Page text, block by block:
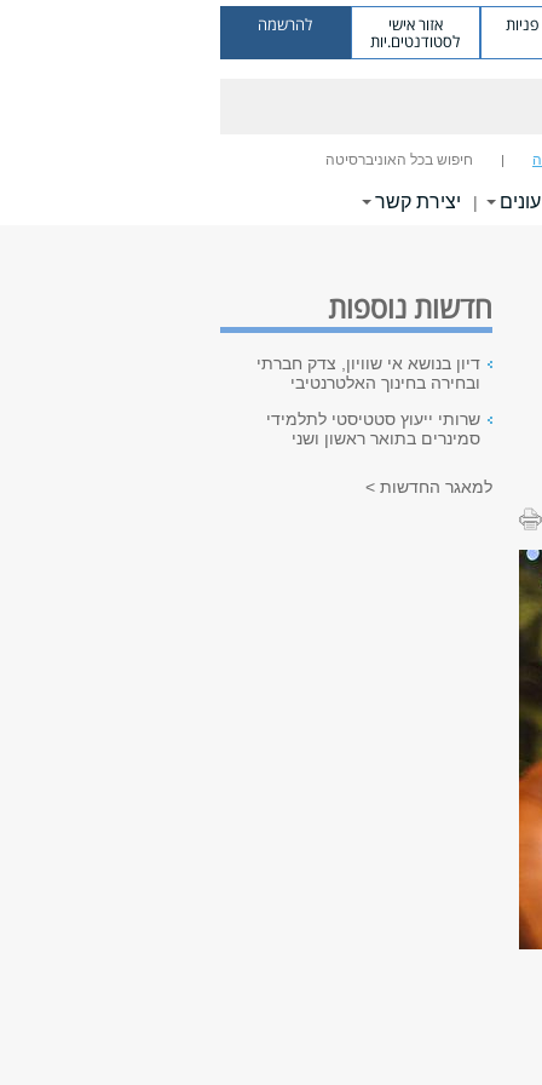
אזור אישי
לסטודנטים.יות
להרשמה
חיפוש בכל האוניברסיטה
| יצירת קשר
חדשות נוספות
דיון בנושא אי שוויון, צדק חברתי
ובחירה בחינוך האלטרנטיבי
שרותי ייעוץ סטטיסטי לתלמידי
סמינרים בתואר ראשון ושני
למאגר החדשות >